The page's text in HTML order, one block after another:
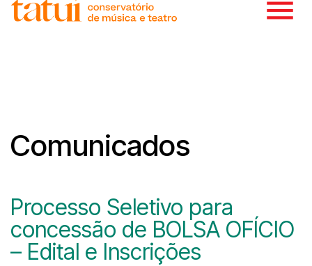
Comunicados
Processo Seletivo para
concessão de BOLSA OFÍCIO
– Edital e Inscrições